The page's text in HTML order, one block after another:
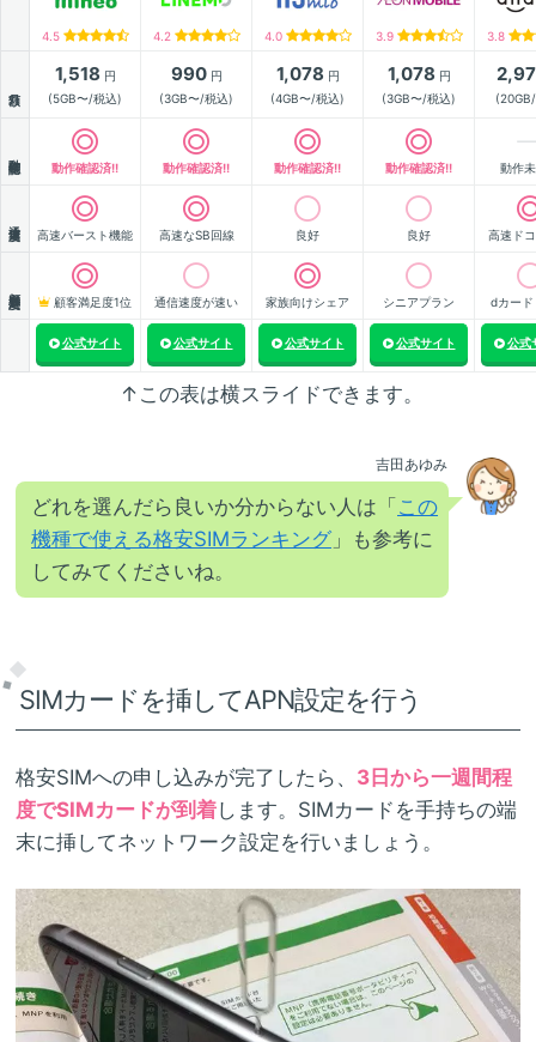
4.5 4.2 4.0 3.9 3.8
1,518 円
(5GB〜/税込)
990円
(3GB〜/税込)
1,078 円
(4GB〜/税込)
1,078 円
(3GB〜/税込)
動作確認済!! 動作確認済!! 動作確認済!! 動作確認済!! 動作
高速バースト機能 高速なSB回線 良好 良好 高速ド
顧客満足度1位 通信速度が速い 家族向けシェア シニアプラン dカード
公式サイト 公式サイト 公式サイト 公式サイト 公式
↑この表は横スライドできます。
吉田あゆみ
どれを選んだら良いか分からない人は「 この
機種で使える格安SIMランキング 」も参考に
してみてくださいね。
SIMカードを挿してAPN設定を行う
格安SIMへの申し込みが完了したら、 3日から一週間程
度でSIMカードが到着します。SIMカードを手持ちの端
末に挿してネットワーク設定を行いましょう。